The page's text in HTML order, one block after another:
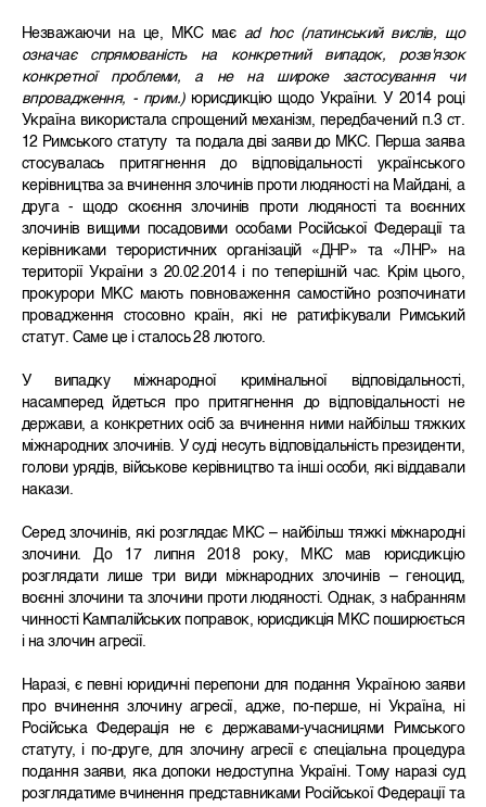
Незважаючи на це, МКС має ad hoc (латинський вислів, що
означає спрямованість на конкретний випадок, розв'язок
конкретної проблеми, а не на широке застосування чи
впровадження, - прим.)юрисдикцію щодо України. У 2014 році
Україна використала спрощений механізм, передбачений п.3 ст.
12 Римського статуту та подала дві заяви до МКС. Перша заява
стосувалась притягнення до відповідальності українського
керівництва за вчинення злочинів проти людяності на Майдані, а
друга - щодо скоєння злочинів проти людяності та воєнних
злочинів вищими посадовими особами Російської Федерації та
керівниками терористичних організацій «ДНР» та «ЛНР» на
території України з 20.02.2014 і по теперішній час. Крім цього,
прокурори МКС мають повноваження самостійно розпочинати
провадження стосовно країн, які не ратифікували Римський
статут. Саме це і сталось 28 лютого.
У випадку міжнародної кримінальної відповідальності,
насамперед йдеться про притягнення до відповідальності не
держави, а конкретних осіб за вчинення ними найбільш тяжких
міжнародних злочинів. У суді несуть відповідальність президенти,
голови урядів, військове керівництво та інші особи, які віддавали
накази.
Серед злочинів, які розглядає МКС – найбільш тяжкі міжнародні
злочини. До 17 липня 2018 року, МКС мав юрисдикцію
розглядати лише три види міжнародних злочинів – геноцид,
воєнні злочини та злочини проти людяності. Однак, з набранням
чинності Кампалійських поправок, юрисдикція МКС поширюється
і на злочин агресії.
Наразі, є певні юридичні перепони для подання Україною заяви
про вчинення злочину агресії, адже, по-перше, ні Україна, ні
Російська Федерація не є державами-учасницями Римського
статуту, і по-друге, для злочину агресії є спеціальна процедура
подання заяви, яка допоки недоступна Україні. Тому наразі суд
розглядатиме вчинення представниками Російської Федерації та